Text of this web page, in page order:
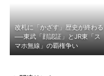
改札に「かざす」歴史が終わる
──東武「顔認証」とJR東「ス
マホ無線」の覇権争い